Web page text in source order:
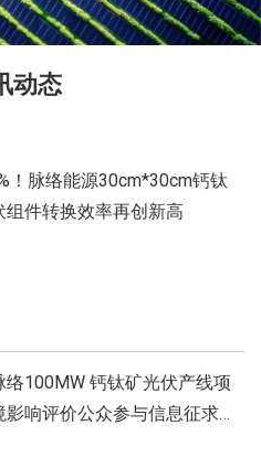
动态
！脉络能源30cm*30cm钙钛
组件转换效率再创新高
络100MW 钙钛矿光伏产线项
影响评价公众参与信息征求意